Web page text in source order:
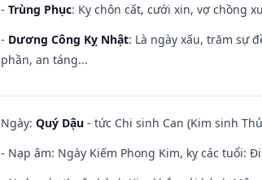
- Trùng Phục: Kỵ chôn cất, cưới xin, vợ chồng
- Dương Công Kỵ Nhật: Là ngày xấu, trăm sự
phần, an táng...
Ngày: Quý Dậu - tức Chi sinh Can (Kim sinh
- Nạp âm: Ngày Kiếm Phong Kim, kỵ các tuổi: